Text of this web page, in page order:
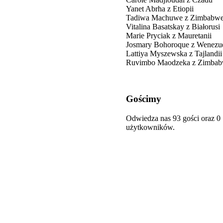
Yanet Abrha z Etiopii
Tadiwa Machuwe z
Vitalina Basatskay z Białorusi
Marie Pryciak z Mauretanii
Josmary Bohoroque z
Lattiya Myszewska z Tajlandii
Ruvimbo Maodzeka z
Gościmy
Odwiedza nas 93 gości oraz 0
użytkowników.